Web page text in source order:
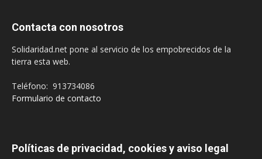
Contacta con nosotros
Solidaridad.net pone al servicio de los empobrecidos de la
tierra esta web.
Teléfono: 913734086
Formulario de contacto
Políticas de privacidad, cookies y aviso legal